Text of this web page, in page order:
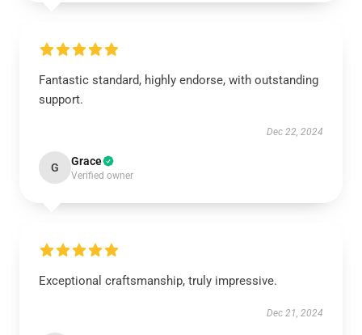
Fantastic standard, highly endorse, with outstanding
support.
Dec 22, 2024
G Grace
Verified owner
Exceptional craftsmanship, truly impressive.
Dec 21, 2024